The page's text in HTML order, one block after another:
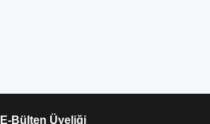
E-Bülten Üyeliği